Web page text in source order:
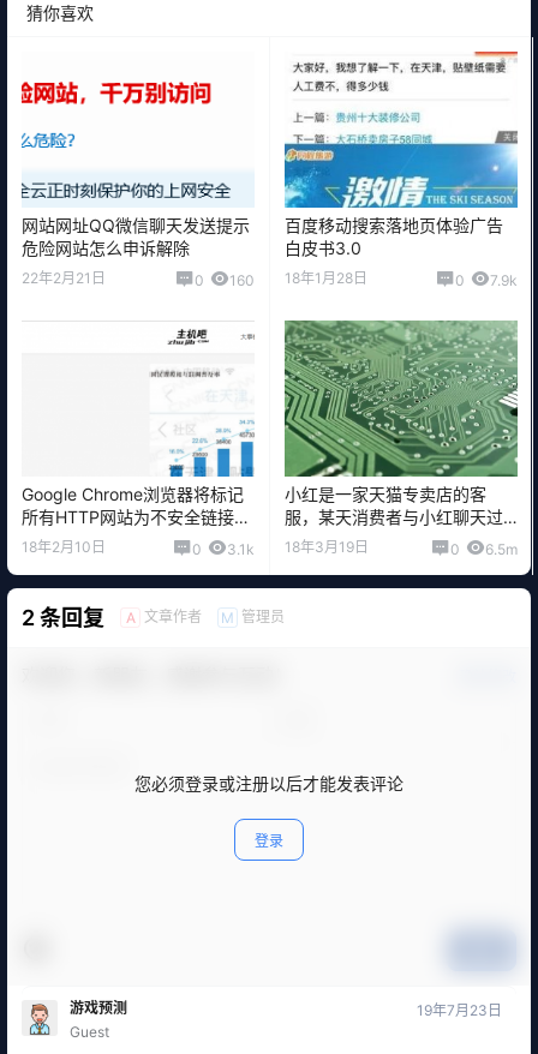
猜你喜欢
网站网址QQ微信聊天发送提示
危险网站怎么申诉解除
22年2月21日 0 160
百度移动搜索落地页体验广告
白皮书3.0
18年1月28日 0 7.9k
Google Chrome浏览器将标记
所有HTTP网站为不安全链接
不再提示未知安全
18年2月10日 0 3.1k
小红是一家天猫专卖店的客
服，某天消费者与小红聊天过
程中表示自己岁数大了
18年3月19日 0 6.5m
2 条回复 A 文章作者 M 管理员
您必须登录或注册以后才能发表评论
登录
游戏预测
Guest
19年7月23日